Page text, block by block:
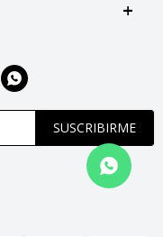
SUSCRIBIRME
